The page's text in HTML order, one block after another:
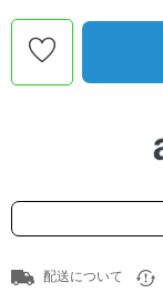
配送について